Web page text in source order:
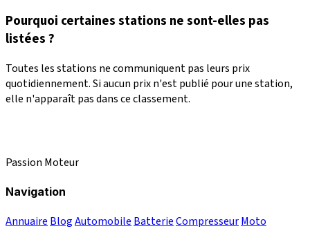
Pourquoi certaines stations ne sont-elles pas
listées ?
Toutes les stations ne communiquent pas leurs prix
quotidiennement. Si aucun prix n'est publié pour une station,
elle n'apparaît pas dans ce classement.
Passion Moteur
Navigation
Annuaire BlogAutomobile BatterieCompresseurMoto